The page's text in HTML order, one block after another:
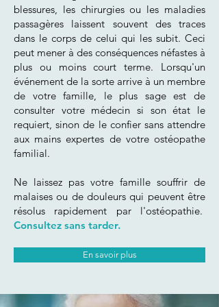
blessures, les chirurgies ou les maladies
passagères laissent souvent des traces
dans le corps de celui qui les subit. Ceci
peut mener à des conséquences néfastes à
plus ou moins court terme. Lorsqu'un
événement de la sorte arrive à un membre
de votre famille, le plus sage est de
consulter votre médecin si son état le
requiert, sinon de le confier sans attendre
aux mains expertes de votre ostéopathe
familial.
Ne laissez pas votre famille souffrir de
malaises ou de douleurs qui peuvent être
résolus rapidement par l'ostéopathie.
Consultez sans tarder.
En savoir plus